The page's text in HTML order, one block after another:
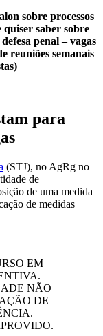
sobre processos
saber sobre
penal – vagas
reuniões semanais
para
(STJ), no AgRg no
de
de uma medida
de medidas
EM
NÃO
DE